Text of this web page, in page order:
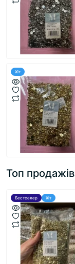
Хіт
Топ продажів
Бестселер Хіт